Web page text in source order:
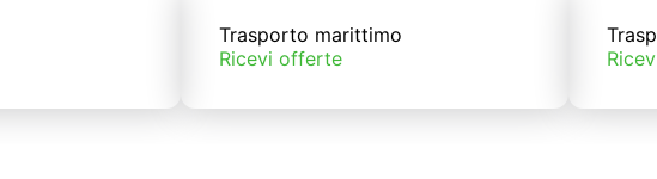
Trasporto marittimo
Ricevi offerte